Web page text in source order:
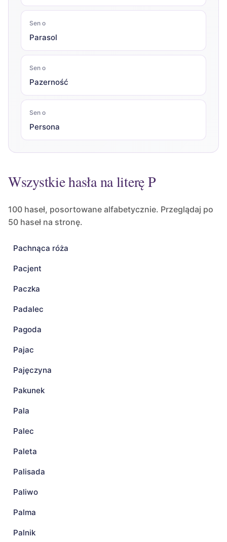
Sen o
Parasol
Sen o
Pazerność
Sen o
Persona
Wszystkie hasła na literę P
100 haseł, posortowane alfabetycznie. Przeglądaj po
50 haseł na stronę.
Pachnąca róża
Pacjent
Paczka
Padalec
Pagoda
Pajac
Pajęczyna
Pakunek
Pala
Palec
Paleta
Palisada
Paliwo
Palma
Palnik